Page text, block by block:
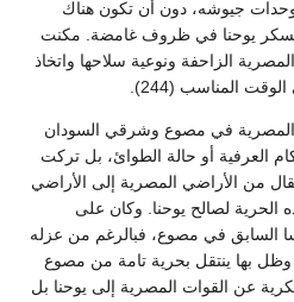
وحدات جيوشه، دون أن تكون هناك
معسكر يوحنا في ظروف غامضة. مكنت
الزاحفة ونوعية سلاحها واتخاذ
المناسب (244).
المصرية في مصوع وشرقي السودان
العرفية أو حالة الطوائ، بل تركت
من الأراضي المصرية إلى الأراضي
الحرية لصالح يوحنا. وكان على
السابق في مصوع، فبالرغم من عزله
وظل بها ينتقل بحرية تامة من مصوع
عن القوات المصرية إلى يوحنا بل